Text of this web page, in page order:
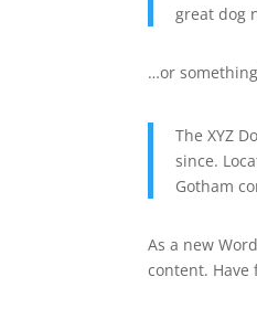
great dog
…or
The XYZ
since.
Gotham
As a new
content. Have